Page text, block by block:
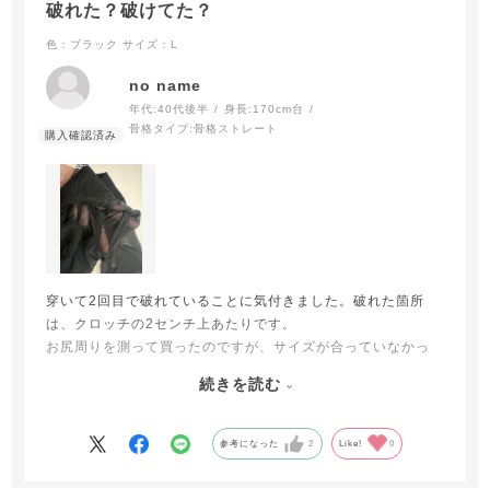
破れた？破けてた？
色：ブラック サイズ：L
no name
年代:40代後半 身長: 170cm台
骨格タイプ:骨格ストレート
穿いて2回目で破れていることに気付きました。破れた箇所
は、クロッチの2センチ上あたりです。
お尻周りを測って買ったのですが、サイズが合っていなかっ
ことが出来たのに、とても残念です。
続きを読む
参考になった 2 Like! 0